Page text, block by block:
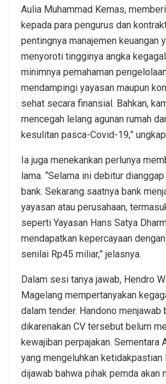
Aulia Muhammad Kemas,
kepada para pengurus dan
pentingnya manajemen keuangan
menyoroti tingginya angka
minimnya pemahaman
mendampingi yayasan maupun
sehat secara finansial. Bahkan,
mencegah lelang agunan rumah
kesulitan pasca-Covid-19,”
Ia juga menekankan perlunya
lama. “Selama ini debitur
bank. Sekarang saatnya bank
yayasan atau perusahaan,
seperti Yayasan Hans Satya
mendapatkan kepercayaan
senilai Rp45 miliar,” jelasnya.
Dalam sesi tanya jawab, Hendro
Magelang mempertanyakan
dalam tender. Handono
dikarenakan CV tersebut belum
kewajiban perpajakan. Sementara
yang mengeluhkan ketidakpastian
dijawab bahwa pihak pemda akan